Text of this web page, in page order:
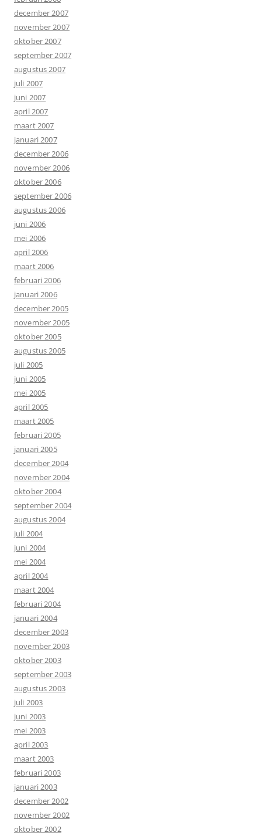
december 2007
november 2007
oktober 2007
september 2007
augustus 2007
juli 2007
juni 2007
april 2007
maart 2007
januari 2007
december 2006
november 2006
oktober 2006
september 2006
augustus 2006
juni 2006
mei 2006
april 2006
maart 2006
februari 2006
januari 2006
december 2005
november 2005
oktober 2005
augustus 2005
juli 2005
juni 2005
mei 2005
april 2005
maart 2005
februari 2005
januari 2005
december 2004
november 2004
oktober 2004
september 2004
augustus 2004
juli 2004
juni 2004
mei 2004
april 2004
maart 2004
februari 2004
januari 2004
december 2003
november 2003
oktober 2003
september 2003
augustus 2003
juli 2003
juni 2003
mei 2003
april 2003
maart 2003
februari 2003
januari 2003
december 2002
november 2002
oktober 2002